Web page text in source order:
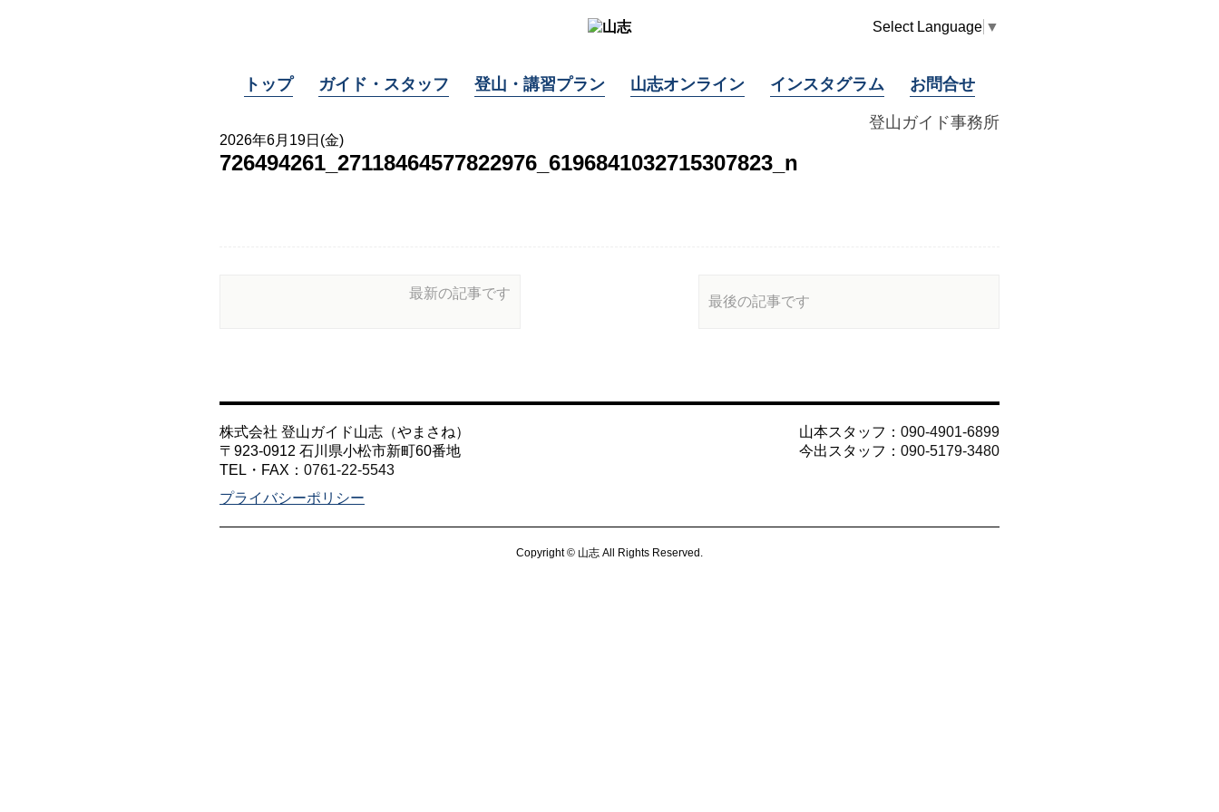
登山ガイド事務所
Select Language ▼
トップ ガイド・スタッフ 登山・講習プラン 山志オンライン インスタグラム お問合せ
2026年6月19日(金)
726494261_27118464577822976_6196841032715307823_n
最新の記事です
最後の記事です
株式会社 登山ガイド山志（やまさね）
〒923-0912 石川県小松市新町60番地
TEL・FAX： 0761-22-5543
プライバシーポリシー
山本スタッフ： 090-4901-6899
今出スタッフ： 090-5179-3480
Copyright © 山志 All Rights Reserved.